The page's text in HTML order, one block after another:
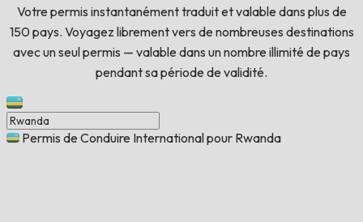
Votre permis instantanément traduit et valable dans plus de
150 pays. Voyagez librement vers de nombreuses destinations
avec un seul permis — valable dans un nombre illimité de pays
pendant sa période de validité.
Permis de Conduire International pour Rwanda